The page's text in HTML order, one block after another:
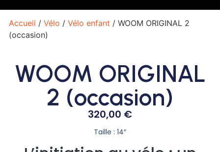
Accueil / Vélo / Vélo enfant / WOOM ORIGINAL 2
(occasion)
WOOM ORIGINAL
2 (occasion)
320,00 €
Taille : 14″